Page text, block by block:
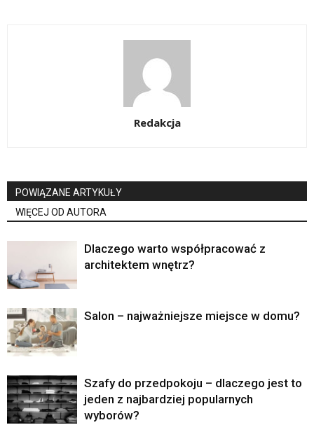
Redakcja
POWIĄZANE ARTYKUŁY
WIĘCEJ OD AUTORA
Dlaczego warto współpracować z
architektem wnętrz?
Salon – najważniejsze miejsce w domu?
Szafy do przedpokoju – dlaczego jest to
jeden z najbardziej popularnych
wyborów?